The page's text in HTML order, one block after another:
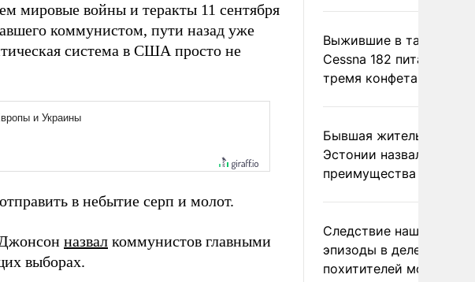
мировые войны и теракты 11 сентября
коммунистом, пути назад уже
система в США просто не
в небытие серп и молот.
назвал коммунистов главными
выборах.
Выжившие в тайге
Cessna 182 питались
тремя конфетами
Бывшая жительница
Эстонии назвала
преимущества России
Следствие нашло
эпизоды в деле
похитителей москвичек